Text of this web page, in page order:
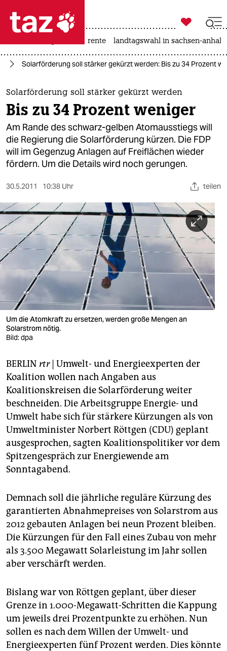
 taz zahl ich
taz zahl ich
themen
politik
öko
gesellschaft
kultur
sport
berlin
nord
wahrheit
verlag
verlag
veranstaltungen
fragen & hilfe
unterstützen
abo
genossenschaft
epaper login

taz zahl ich
rente landtagswahl in sachsen-anhalt
Solarförderung soll stärker gekürzt werden: Bis zu 34 Prozent
Solarförderung soll stärker gekürzt werden
Bis zu 34 Prozent weniger
Am Rande des schwarz-gelben Atomausstiegs will
die Regierung die Solarförderung kürzen. Die FDP
will im Gegenzug Anlagen auf Freiflächen wieder
fördern. Um die Details wird noch gerungen.
30.5.2011 10:38 Uhr teilen
Um die Atomkraft zu ersetzen, werden große Mengen an
Solarstrom nötig.
Bild: dpa
BERLIN rtr| Umwelt- und Energieexperten der
Koalition wollen nach Angaben aus
Koalitionskreisen die Solarförderung weiter
beschneiden. Die Arbeitsgruppe Energie- und
Umwelt habe sich für stärkere Kürzungen als von
Umweltminister Norbert Röttgen (CDU) geplant
ausgesprochen, sagten Koalitionspolitiker vor dem
Spitzengespräch zur Energiewende am
Sonntagabend.
Demnach soll die jährliche reguläre Kürzung des
garantierten Abnahmepreises von Solarstrom aus
2012 gebauten Anlagen bei neun Prozent bleiben.
Die Kürzungen für den Fall eines Zubau von mehr
als 3.500 Megawatt Solarleistung im Jahr sollen
aber verschärft werden.
Bislang war von Röttgen geplant, über dieser
Grenze in 1.000-Megawatt-Schritten die Kappung
um jeweils drei Prozentpunkte zu erhöhen. Nun
sollen es nach dem Willen der Umwelt- und
Energieexperten fünf Prozent werden. Dies könnte